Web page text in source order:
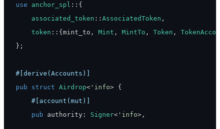
use
anchor_spl :: {
associated_token :: AssociatedToken ,
token :: { mint_to , Mint , MintTo , Token ,
} ;
#[derive(Accounts)]
pub
struct Airdrop< 'info> {
#[account(mut)]
pub authority : Signer< 'info> ,